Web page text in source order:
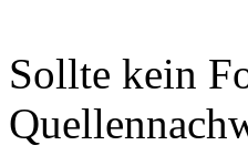
Sollte kein